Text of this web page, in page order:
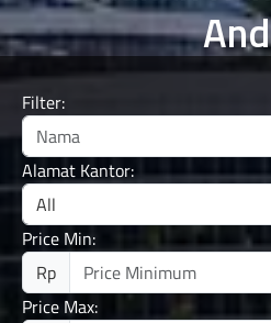
Filter:
Alamat Kantor:
Price Min:
Rp
Price Max: